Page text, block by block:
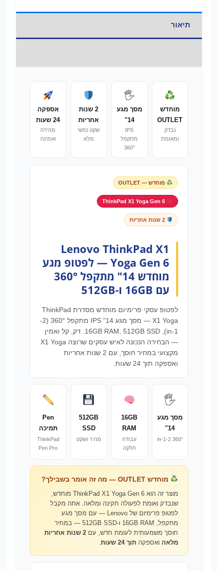
תיאור
מוחדש
OUTLET
נבדק
ומאומת
🖐️
מסך מגע
14"
IPS
מתקפל
360°
2 שנות
אחריות
שקט נפשי
מלא
אספקה
24 שעות
מהירה
ואמינה
מוחדש — OUTLET
Lenovo ThinkPad X1
Yoga Gen 6 — לפטופ מגע
מוחדש 14" מתקפל 360°
עם 16GB ו-512GB
לפטופ עסקי פרימיום מוחדש מסדרת ThinkPad
X1 Yoga — מסך מגע 14" IPS מתקפל 360° (2-
in-1), 16GB RAM, 512GB SSD. דק, קל ואמין
— הבחירה הנכונה לאיש עסקים שרוצה X1 Yoga
מקצועי במחיר חוסך, עם 2 שנות אחריות
ואספקה תוך 24 שעות.
🖐️
מסך מגע
14"
360° 2-in-1
16GB
RAM
עבודה
חלקה
512GB
SSD
מהיר ושקט
Pen
תמיכה
ThinkPad
Pen Pro
מוחדש OUTLET — מה זה אומר בשבילך?
מוצר זה הוא ThinkPad X1 Yoga Gen 6 מוחדש,
שנבדק ואומת לפעולה תקינה ומלאה. אתה מקבל
לפטופ פרימיום של Lenovo — עם מסך מגע
מתקפל, 16GB RAM ו-512GB SSD — במחיר
חוסך משמעותית לעומת חדש, עם
2 שנות אחריות
מלאה ואספקה תוך 24 שעות .